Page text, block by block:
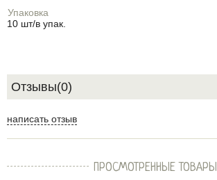
Упаковка
10 шт/в упак.
Отзывы(0)
написать отзыв
ПРОСМОТРЕННЫЕ ТОВАРЫ